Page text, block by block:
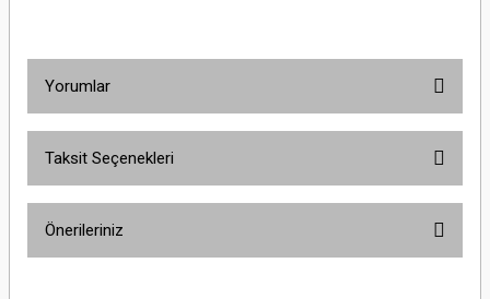
Yorumlar
Taksit Seçenekleri
Önerileriniz